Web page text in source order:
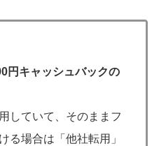
円キャッシュバックの
していて、そのままフ
る場合は「他社転用」